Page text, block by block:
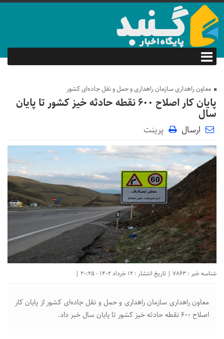
معاون راهداری سازمان راهداری و حمل و نقل جاده‌ای کشور
پایان کار اصلاح ۶۰۰ نقطه حادثه خیز کشور تا پایان
سال
ارسال پرینت
شناسه خبر : 7863 | تاریخ انتشار : 12 خرداد 1402 - 20:25 |
معاون راهداری سازمان راهداری و حمل و نقل جاده‌ای کشور از پایان کار
اصلاح ۶۰۰ نقطه حادثه خیز کشور تا پایان سال خبر داد.